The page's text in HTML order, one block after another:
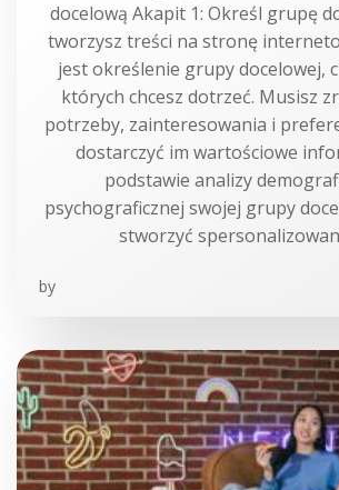
docelową Akapit 1: Określ grupę
tworzysz treści na stronę
jest określenie grupy docelowej,
których chcesz dotrzeć. Musisz
potrzeby, zainteresowania i
dostarczyć im wartościowe
podstawie analizy
psychograficznej swojej grupy
stworzyć
by